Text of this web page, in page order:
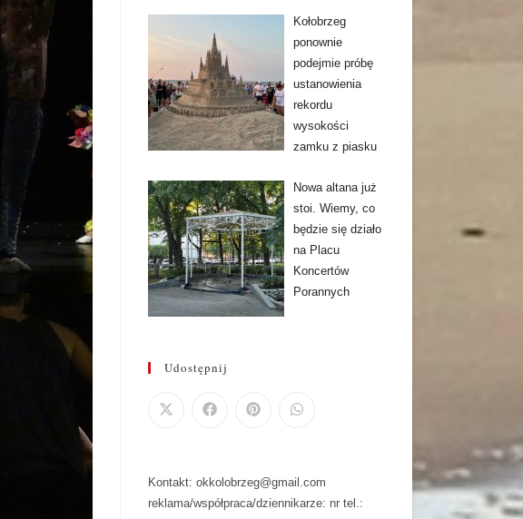
Kołobrzeg
ponownie
podejmie próbę
ustanowienia
rekordu
wysokości
zamku z piasku
Nowa altana już
stoi. Wiemy, co
będzie się działo
na Placu
Koncertów
Porannych
Udostępnij
Kontakt: okkolobrzeg@gmail.com
reklama/współpraca/dziennikarze: nr tel.: